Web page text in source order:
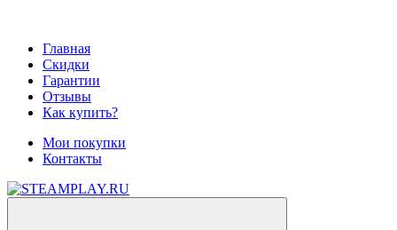
Главная
Скидки
Гарантии
Отзывы
Как купить?
Мои покупки
Контакты